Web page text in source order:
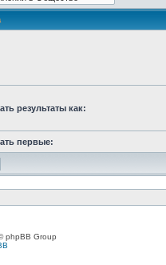
результаты как:
первые:
phpBB Group